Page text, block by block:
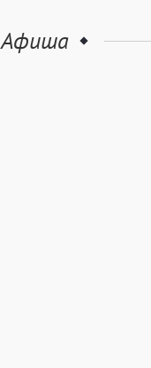
Афиша